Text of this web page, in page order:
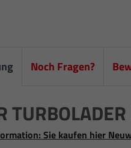
Noch Fragen?
Sie kaufen hier